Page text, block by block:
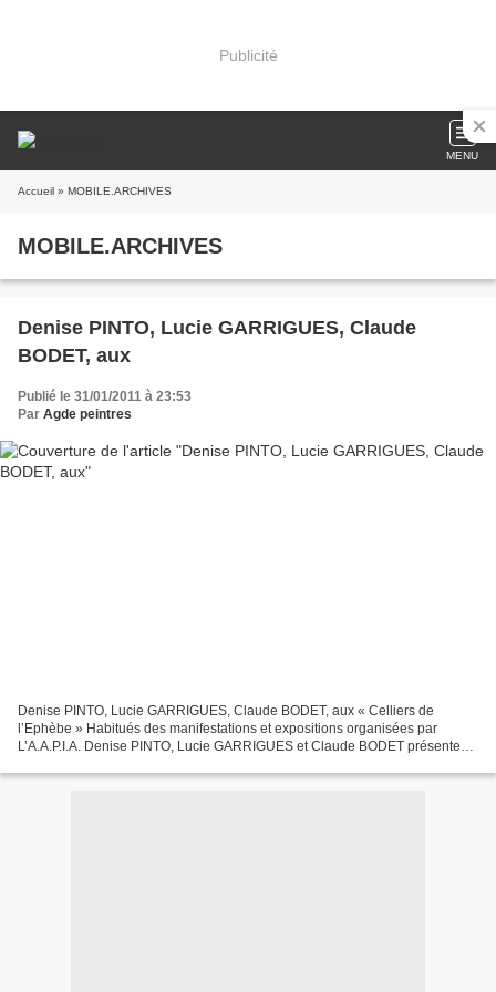
Publicité
MENU
Accueil » MOBILE.ARCHIVES
MOBILE.ARCHIVES
Denise PINTO, Lucie GARRIGUES, Claude
BODET, aux
Publié le 31/01/2011 à 23:53
Par Agde peintres
Denise PINTO, Lucie GARRIGUES, Claude BODET, aux « Celliers de
l’Ephèbe » Habitués des manifestations et expositions organisées par
L’A.A.P.I.A. Denise PINTO, Lucie GARRIGUES et Claude BODET présentent